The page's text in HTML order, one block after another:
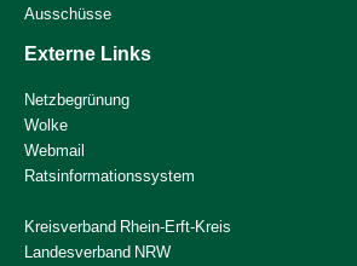
Ausschüsse
Externe Links
Netzbegrünung
Wolke
Webmail
Ratsinformationssystem
Kreisverband Rhein-Erft-Kreis
Landesverband NRW